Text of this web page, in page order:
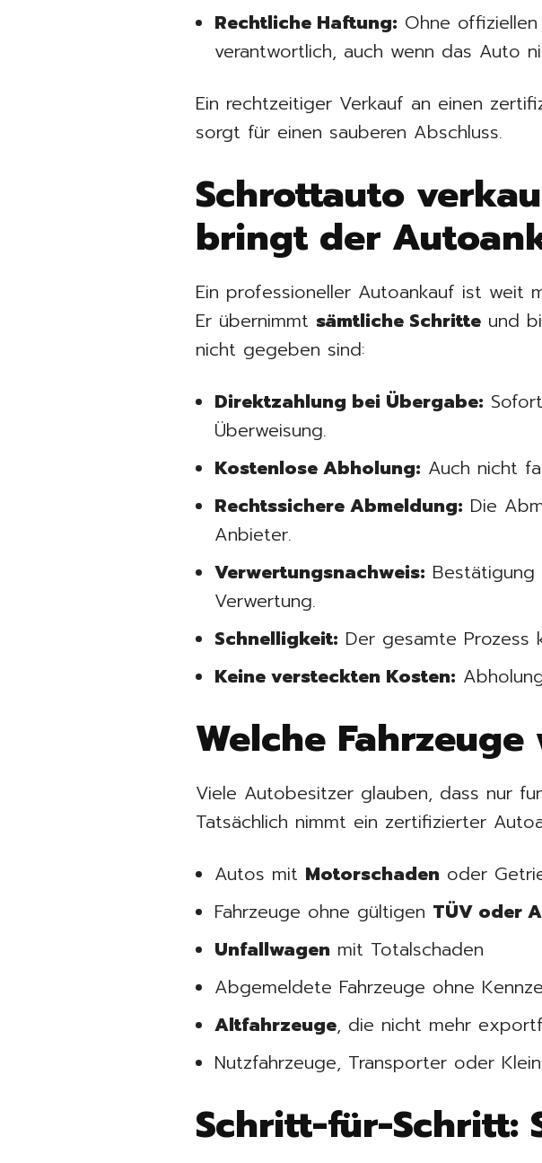
Rechtliche Haftung: Ohne
verantwortlich, auch wenn das Auto
Ein rechtzeitiger Verkauf an einen
sorgt für einen sauberen Abschluss.
Schrottauto
bringt der
Ein professioneller Autoankauf ist weit
Er übernimmt sämtliche Schritte und
nicht gegeben sind:
Direktzahlung bei Übergabe:
Überweisung.
Kostenlose Abholung: Auch nicht
Rechtssichere Abmeldung: Die
Anbieter.
Verwertungsnachweis:
Verwertung.
Schnelligkeit: Der gesamte Prozess
Keine versteckten Kosten:
Welche
Viele Autobesitzer glauben, dass nur
Tatsächlich nimmt ein zertifizierter
Autos mit Motorschaden oder
Fahrzeuge ohne gültigen TÜV oder
Unfallwagen mit Totalschaden
Abgemeldete Fahrzeuge ohne
Altfahrzeuge, die nicht mehr
Nutzfahrzeuge, Transporter oder
Schritt-für-Schritt: